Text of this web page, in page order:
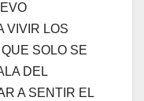
VIVIR LOS
SOLO SE
DEL
A SENTIR EL